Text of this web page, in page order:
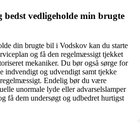
vedligeholde min brugte
din brugte bil i Vodskov kan du starte
og få den regelmæssigt tjekket
mekaniker. Du bør også sørge for
indvendigt og udvendigt samt tjekke
Endelig bør du være
unormale lyde eller advarselslamper
få dem undersøgt og udbedret hurtigst